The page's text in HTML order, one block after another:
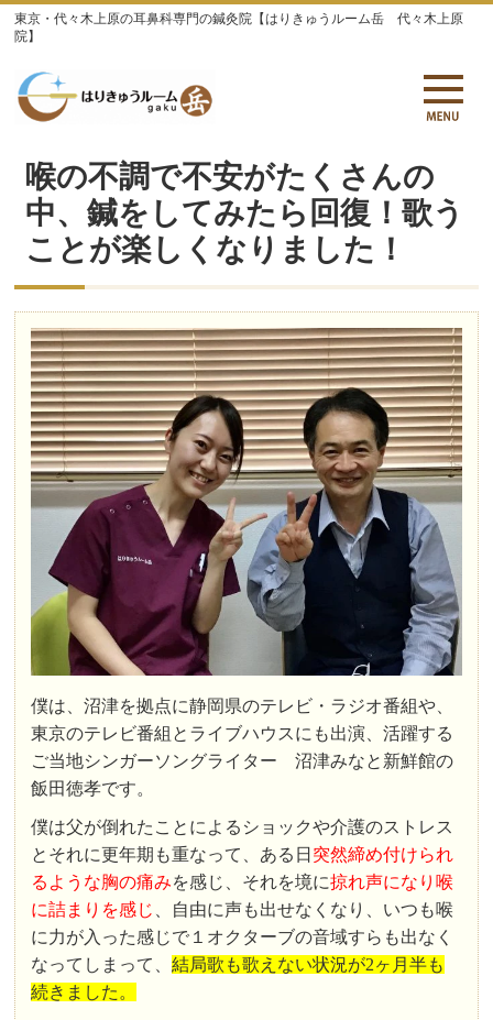
東京・代々木上原の耳鼻科専門の鍼灸院【はりきゅうルーム岳 代々木上原
院】
喉の不調で不安がたくさんの
中、鍼をしてみたら回復！歌う
ことが楽しくなりました！
僕は、沼津を拠点に静岡県のテレビ・ラジオ番組や、
東京のテレビ番組とライブハウスにも出演、活躍する
ご当地シンガーソングライター 沼津みなと新鮮館の
飯田徳孝です。
僕は父が倒れたことによるショックや介護のストレス
とそれに更年期も重なって、ある日 突然締め付けられ
るような胸の痛みを感じ、それを境に掠れ声になり喉
に詰まりを感じ
、自由に声も出せなくなり、いつも喉
に力が入った感じで１オクターブの音域すらも出なく
なってしまって、結局歌も歌えない状況が2ヶ月半も
続きました。